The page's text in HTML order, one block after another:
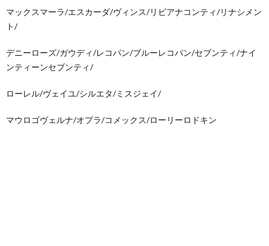
マックスマーラ/エスカーダ/ヴィンス/リビアナコンティ/リナシメン
ト/
デニーローズ/ガウディ/レコパン/ブルーレコパン/セブンティ/ナイ
ンティーンセブンティ/
ローレル/ヴェイユ/シルエタ/ミスジェイ/
マウロゴヴェルナ/オプラ/コメックス/ローリーロドキン